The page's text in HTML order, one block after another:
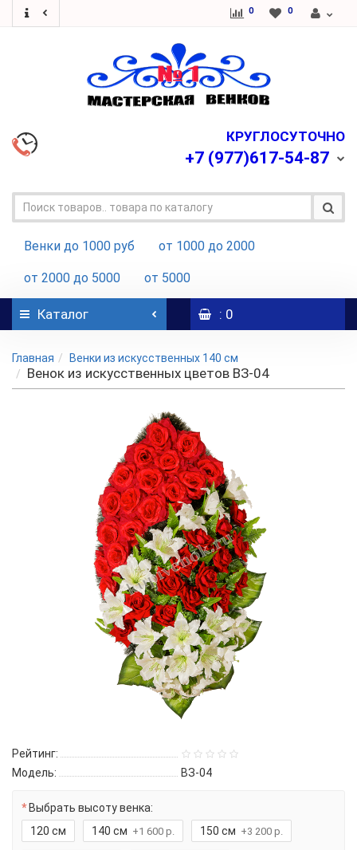
0 0
КРУГЛОСУТОЧНО
+7 (977)617-54-87
Венки до 1000 руб от 1000 до 2000
от 2000 до 5000 от 5000
Каталог : 0
Главная Венки из искусственных 140 см
Венок из искусственных цветов BЗ-04
Рейтинг:
Модель:
ВЗ-04
Выбрать высоту венка:
120 см
140 см +1 600 р. 150 см +3 200 р.